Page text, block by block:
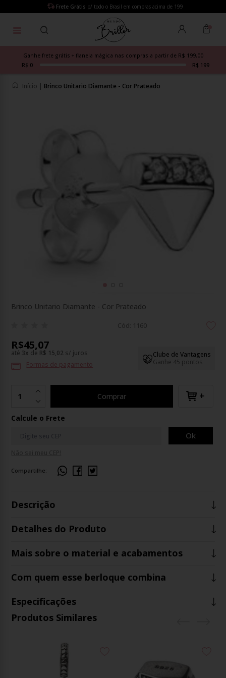
Frete Grátis p/ todo o Brasil em compras acima de 199
Ganhe frete grátis + flanela mágica nas compras a partir de R$ 199,00
R$ 0
R$ 199
Início | Brinco Unitario Diamante - Cor Prateado
Brinco Unitario Diamante - Cor Prateado
Cód: 1160
Clube de Vantagens
Ganhe 45 pontos
R$45,07
até 3x de R$ 15,02 s/ juros
Formas de pagamento
Comprar +
Calcule o Frete
Ok
Compartilhe:
Descrição
Detalhes do Produto
Mais sobre o material e acabamentos
Com quem esse berloque combina
Especificações
Produtos Similares